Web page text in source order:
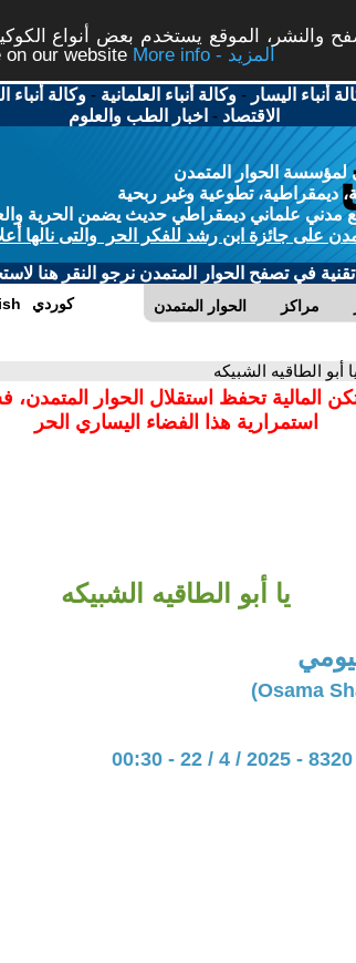
والنشر، الموقع يستخدم بعض أنواع
our website
More info - المزيد
أنباء اليسار -وكالة أنباء العلمانية -وكالة أنباء
الاقتصاد - اخبار الطب والعلوم
لمؤسسة الحوار المتمدن
ديمقراطية، تطوعية وغير ربحية
علماني ديمقراطي حديث يضمن الحرية
على جائزة ابن رشد للفكر الحر والتى نالها
في تصفح الحوار المتمدن نرجو النقر هنا
الحوار المتمدن مراكز كوردي
أبو الطاقيه الشبيكه
المالية تحفظ استقلال الحوار
استمرارية هذا الفضاء اليساري الحر
يا أبو الطاقيه الشبيكه